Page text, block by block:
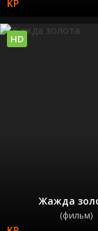
Жажда
(фильм)
HD